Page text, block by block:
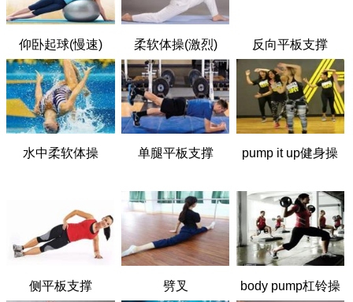
仰卧起球(慢速) 柔软体操(激烈) 反向平板支撑
水中柔软体操 单腿平板支撑 pump it up健身操
侧平板支撑 劈叉 body pump杠铃操